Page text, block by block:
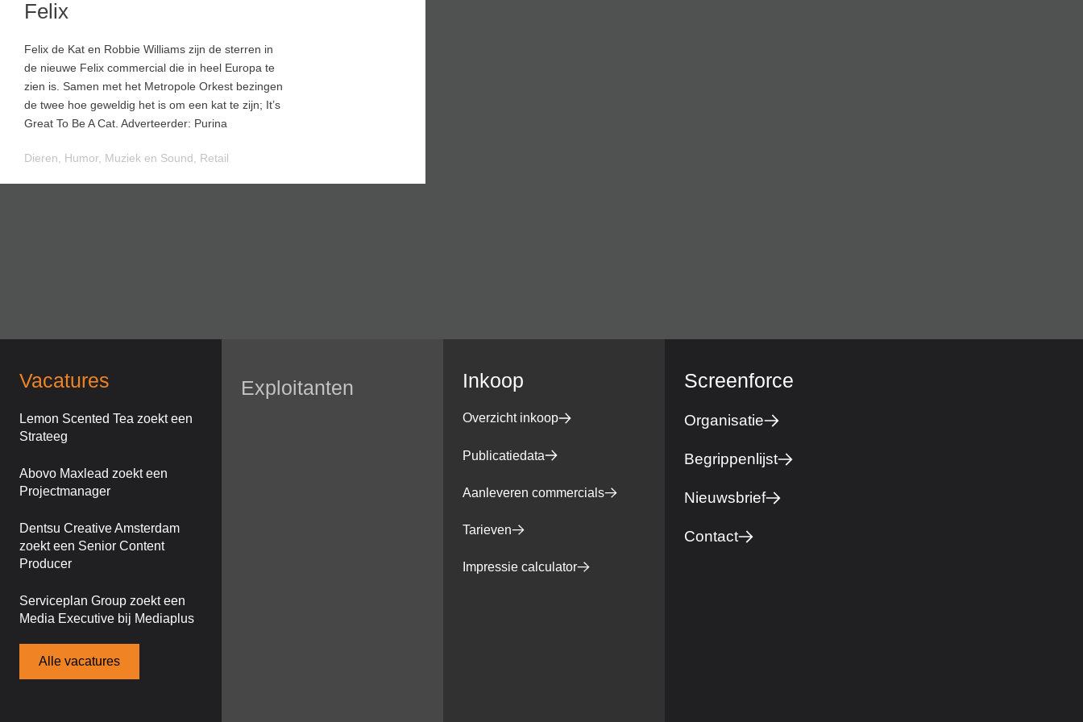
Felix
Felix de Kat en Robbie Williams zijn de sterren in
de nieuwe Felix commercial die in heel Europa te
zien is. Samen met het Metropole Orkest bezingen
de twee hoe geweldig het is om een kat te zijn; It’s
Great To Be A Cat. Adverteerder: Purina
Dieren Humor, Muziek en Sound Retail
Vacatures
Lemon Scented Tea zoekt een
Strateeg
Abovo Maxlead zoekt een
Projectmanager
Dentsu Creative Amsterdam
zoekt een Senior Content
Producer
Serviceplan Group zoekt een
Media Executive bij Mediaplus
Alle vacatures
Exploitanten Inkoop
Overzicht inkoop
Publicatiedata
Aanleveren commercials
Tarieven
Impressie calculator
Screenforce
Organisatie
Begrippenlijst
Nieuwsbrief
Contact